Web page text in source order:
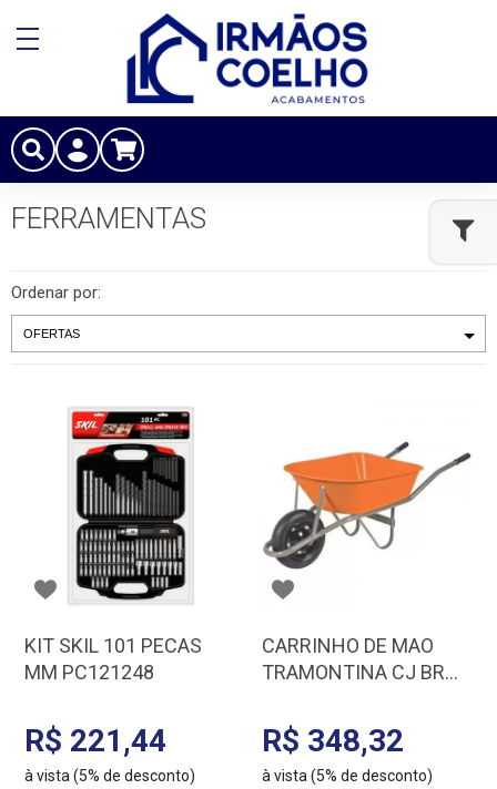
FERRAMENTAS
Ordenar por:
KIT SKIL 101 PECAS
MM PC121248
R$ 221,44
à vista (5% de desconto)
CARRINHO DE MAO
TRAMONTINA CJ BR
77717/431
R$ 348,32
à vista (5% de desconto)